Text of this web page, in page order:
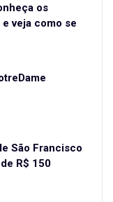
os
e veja como se
São Francisco
R$ 150